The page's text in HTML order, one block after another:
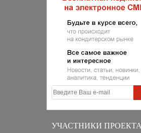
УЧАСТНИКИ ПРОЕКТА